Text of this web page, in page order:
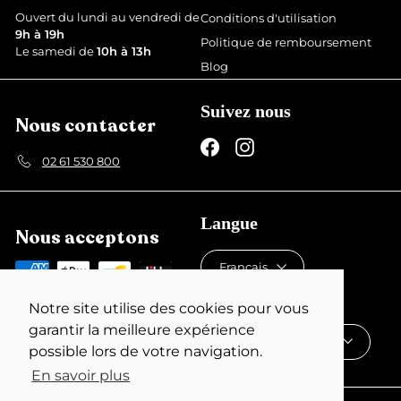
Notre site utilise des cookies pour vous
garantir la meilleure expérience
possible lors de votre navigation.
En savoir plus
r
Ouvert du lundi au vendredi de
9h à 19h
Le samedi de10h à 13h
Conditions d'utilisation
Politique de remboursement
Blog
Nous contacter
02 61 530 800
Suivez nous
FacebookInstagram
Nous acceptons
Langue
Français